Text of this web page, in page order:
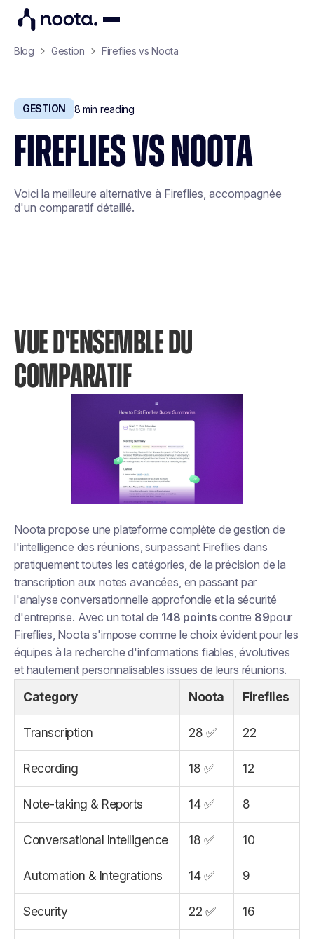
Blog Gestion Fireflies vs Noota
GESTION 8 min reading
FIREFLIES VS NOOTA
Voici la meilleure alternative à Fireflies, accompagnée
d'un comparatif détaillé.
VUE D'ENSEMBLE DU
COMPARATIF
Noota propose une plateforme complète de gestion de
l'intelligence des réunions, surpassant Fireflies dans
pratiquement toutes les catégories, de la précision de la
transcription aux notes avancées, en passant par
l'analyse conversationnelle approfondie et la sécurité
d'entreprise. Avec un total de 148 points contre 89pour
Fireflies, Noota s'impose comme le choix évident pour les
équipes à la recherche d'informations fiables, évolutives
et hautement personnalisables issues de leurs réunions.
Category Noota Fireflies
Transcription 28 ✅ 22
Recording 18 ✅ 12
Note-taking & Reports 14 ✅ 8
Conversational Intelligence 18 ✅ 10
Automation & Integrations 14 ✅ 9
Security 22 ✅ 16